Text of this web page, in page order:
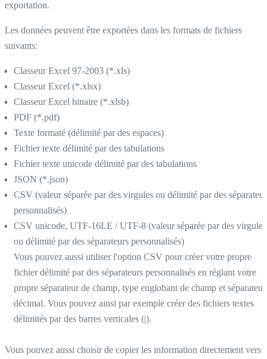
exportation.
Les données peuvent être exportées dans les formats de fichiers
suivants:
Classeur Excel 97-2003 (*.xls)
Classeur Excel (*.xlsx)
Classeur Excel binaire (*.xlsb)
PDF (*.pdf)
Texte formaté (délimité par des espaces)
Fichier texte délimité par des tabulations
Fichier texte unicode délimité par des tabulations
JSON (*.json)
CSV (valeur séparée par des virgules ou délimité par des
personnalisés)
CSV unicode, UTF-16LE / UTF-8 (valeur séparée par des virgules
ou délimité par des séparateurs personnalisés)
Vous pouvez aussi utiliser l'option CSV pour créer votre propre
fichier délimité par des séparateurs personnalisés en réglant votre
propre séparateur de champ, type englobant de champ et séparateur
décimal. Vous pouvez ainsi par exemple créer des fichiers textes
délimités par des barres verticales (|).
Vous pouvez aussi choisir de copier les information directement vers